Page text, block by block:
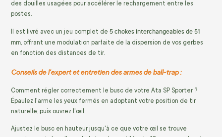
des douilles usagées pour accélérer le rechargement entre les
postes.
Il est livré avec un jeu complet de 5 chokes interchangeables de 51
mm, offrant une modulation parfaite de la dispersion de vos gerbes
en fonction des distances de tir.
Conseils de l'expert et entretien des armes de ball-trap :
Comment régler correctement le busc de votre Ata SP Sporter ?
Épaulez l'arme les yeux fermés en adoptant votre position de tir
naturelle, puis ouvrez l'œil.
Ajustez le busc en hauteur jusqu'à ce que votre œil se trouve